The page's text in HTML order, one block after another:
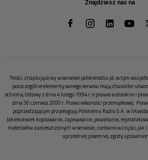
Znajdziesz nas na
Treści, znajdujące się w serwisie polskieradio.pl, w tym
poszczególne elementy samego serwisu mają charakter
ochroną Ustawy z dnia 4 lutego 1994 r. o prawie autorskim i
dnia 30 czerwca 2000 r. Prawo własności przemysłowej.
poprzedzającym przysługują Polskiemu Radiu S.A. w
Jakiekolwiek kopiowanie, zapisywanie, powielanie,
materiałów zamieszczonych w serwisie, zarówno w części, jak
uprzedniej pisemnej zgody